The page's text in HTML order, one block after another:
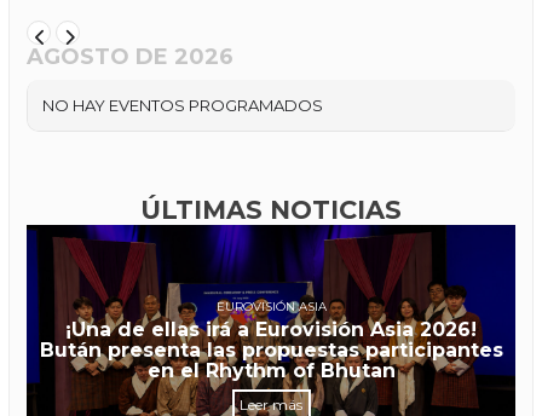
AGOSTO DE 2026
NO HAY EVENTOS PROGRAMADOS
ÚLTIMAS NOTICIAS
EUROVISIÓN ASIA
¡Una de ellas irá a Eurovisión Asia 2026!
Bután presenta las propuestas participantes
en el Rhythm of Bhutan
Leer más